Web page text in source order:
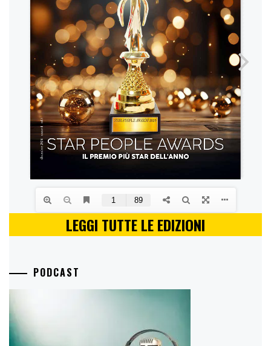
LEGGI TUTTE LE EDIZIONI
PODCAST